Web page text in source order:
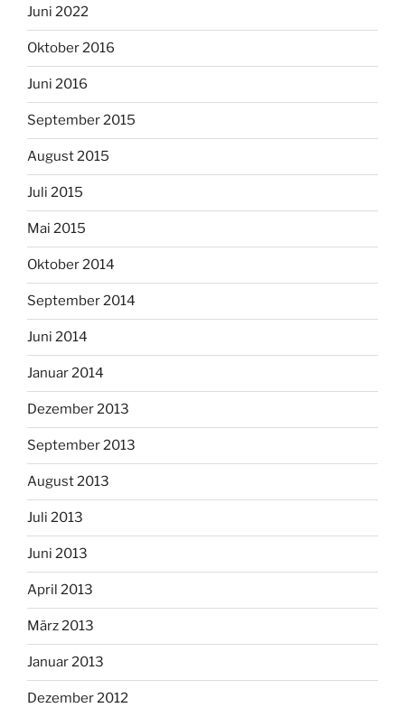
Juni 2022
Oktober 2016
Juni 2016
September 2015
August 2015
Juli 2015
Mai 2015
Oktober 2014
September 2014
Juni 2014
Januar 2014
Dezember 2013
September 2013
August 2013
Juli 2013
Juni 2013
April 2013
März 2013
Januar 2013
Dezember 2012